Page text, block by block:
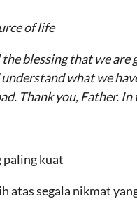
of life
blessing that we
what we
Thank you, Father.
paling kuat
atas segala nikmat